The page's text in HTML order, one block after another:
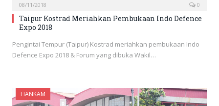
08/11/2018 0
Taipur Kostrad Meriahkan Pembukaan Indo Defence
Expo 2018
Pengintai Tempur (Taipur) Kostrad meriahkan pembukaan Indo
Defence Expo 2018 & Forum yang dibuka Wakil…
HANKAM